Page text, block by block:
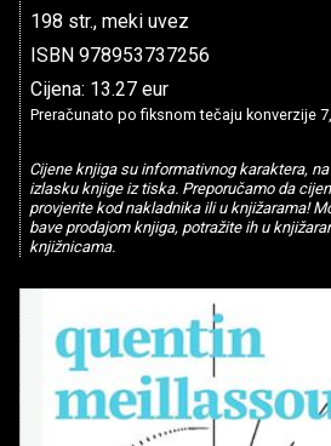
198 str., meki uvez
ISBN 978953737256
Cijena: 13.27 eur
Preračunato po fiksnom tečaju konverzije
Cijene knjiga su informativnog karaktera,
izlasku knjige iz tiska. Preporučamo da
provjerite kod nakladnika ili u knjižarama!
bave prodajom knjiga, potražite ih u
knjižnicama.